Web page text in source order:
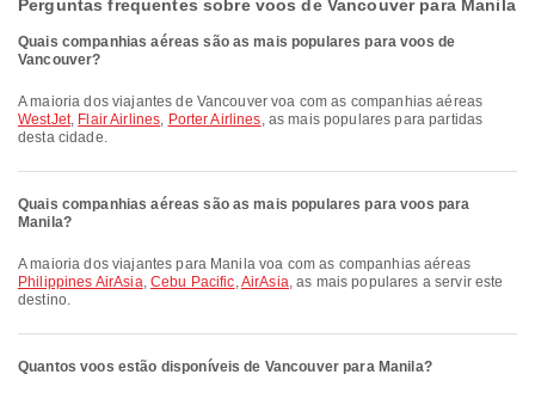
Perguntas frequentes sobre voos de Vancouver para Manila
Quais companhias aéreas são as mais populares para voos de
Vancouver?
A maioria dos viajantes de Vancouver voa com as companhias aéreas
WestJet, Flair Airlines, Porter Airlines, as mais populares para partidas
desta cidade.
Quais companhias aéreas são as mais populares para voos para
Manila?
A maioria dos viajantes para Manila voa com as companhias aéreas
Philippines AirAsia, Cebu Pacific,AirAsia, as mais populares a servir este
destino.
Quantos voos estão disponíveis de Vancouver para Manila?